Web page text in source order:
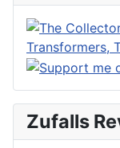
Zufalls